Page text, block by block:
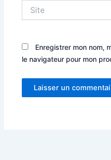
Enregistrer mon nom,
le navigateur pour mon